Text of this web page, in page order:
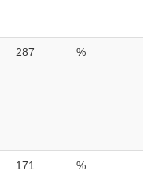
287 %
171 %